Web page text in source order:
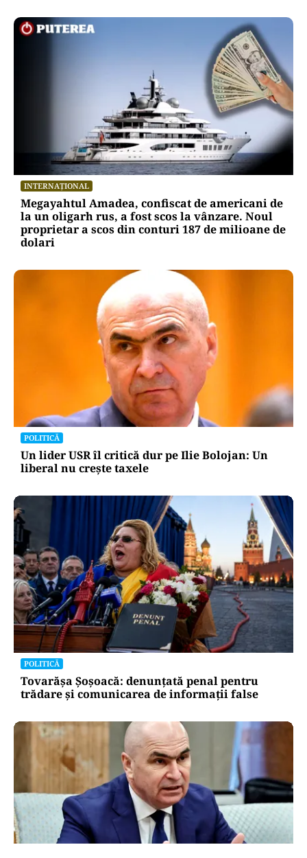
INTERNAȚIONAL
Megayahtul Amadea, confiscat de americani de
la un oligarh rus, a fost scos la vânzare. Noul
proprietar a scos din conturi 187 de milioane de
dolari
POLITICĂ
Un lider USR îl critică dur pe Ilie Bolojan: Un
liberal nu crește taxele
POLITICĂ
Tovarășa Șoșoacă: denunțată penal pentru
trădare și comunicarea de informații false